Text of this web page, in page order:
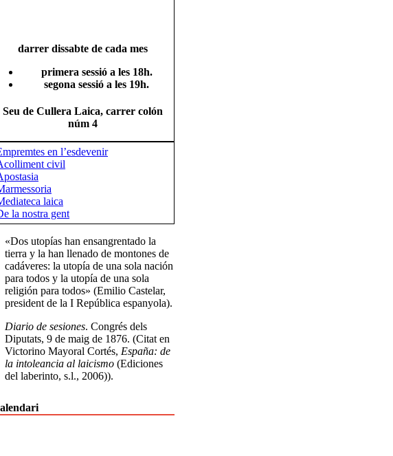
darrer dissabte de cada mes
primera sessió a les 18h.
segona sessió a les 19h.
Seu de Cullera Laica, carrer colón
núm 4
en l’esdevenir
civil
laica
la nostra gent
«Dos utopías han ensangrentado la
tierra y la han llenado de montones de
cadáveres: la utopía de una sola nación
para todos y la utopía de una sola
religión para todos» (Emilio Castelar,
president de la I República espanyola).
Diario de sesiones. Congrés dels
Diputats, 9 de maig de 1876. (Citat en
Victorino Mayoral Cortés, España: de
la intoleancia al laicismo (Ediciones
del laberinto, s.l., 2006)).